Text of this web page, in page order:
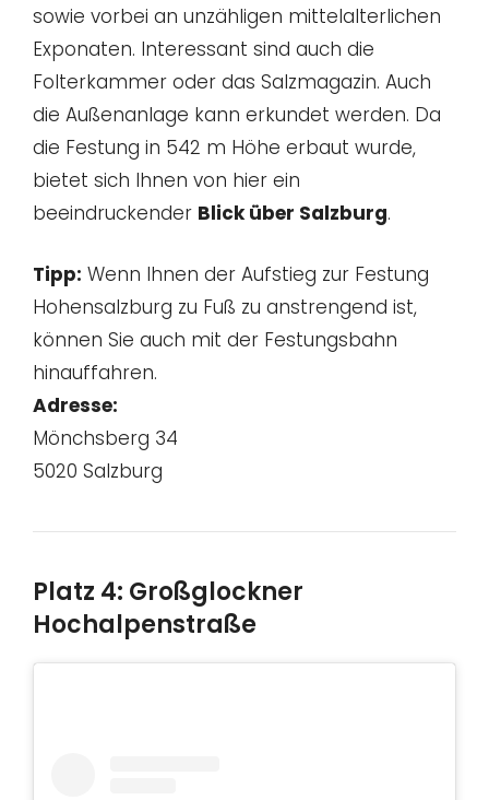
sowie vorbei an unzähligen mittelalterlichen
Exponaten. Interessant sind auch die
Folterkammer oder das Salzmagazin. Auch
die Außenanlage kann erkundet werden. Da
die Festung in 542 m Höhe erbaut wurde,
bietet sich Ihnen von hier ein
beeindruckender Blick über Salzburg.
Tipp: Wenn Ihnen der Aufstieg zur Festung
Hohensalzburg zu Fuß zu anstrengend ist,
können Sie auch mit der Festungsbahn
hinauffahren.
Adresse:
Mönchsberg 34
5020 Salzburg
Platz 4: Großglockner
Hochalpenstraße